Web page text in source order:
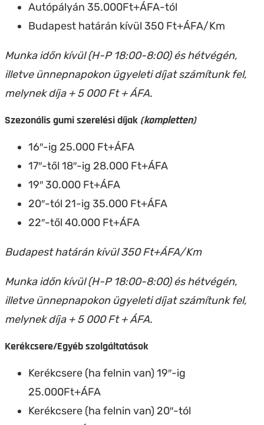
Autópályán 35.000Ft+ÁFA-tól
Budapest határán kívül 350 Ft+ÁFA/Km
Munka időn kívül (H-P 18:00-8:00) és hétvégén,
illetve ünnepnapokon ügyeleti díjat számítunk fel,
melynek díja + 5 000 Ft + ÁFA.
Szezonális gumi szerelési díjak (kompletten)
16″-ig 25.000 Ft+ÁFA
17″-től 18″-ig 28.000 Ft+ÁFA
19″ 30.000 Ft+ÁFA
20″-tól 21-ig 35.000 Ft+ÁFA
22″-től 40.000 Ft+ÁFA
Budapest határán kívül 350 Ft+ÁFA/Km
Munka időn kívül (H-P 18:00-8:00) és hétvégén,
illetve ünnepnapokon ügyeleti díjat számítunk fel,
melynek díja + 5 000 Ft + ÁFA.
Kerékcsere/Egyéb szolgáltatások
Kerékcsere (ha felnin van) 19″-ig
25.000Ft+ÁFA
Kerékcsere (ha felnin van) 20″-tól